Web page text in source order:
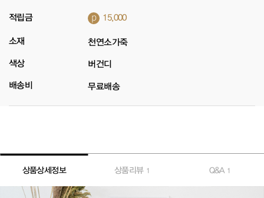
적립금 p 15,000
소재 천연소가죽
색상 버건디
배송비 무료배송
상품상세정보 상품리뷰 1 Q&A 1